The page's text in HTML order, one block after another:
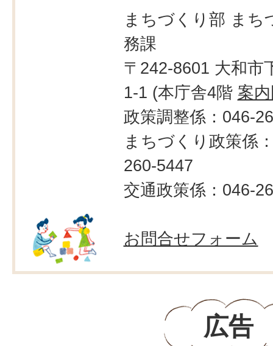
まちづくり部 まち
務課
〒242-8601 大和市
1-1 (本庁舎4階 案
政策調整係：046-
まちづくり政策係
260-5447
交通政策係：046-
お問合せフォーム
広告